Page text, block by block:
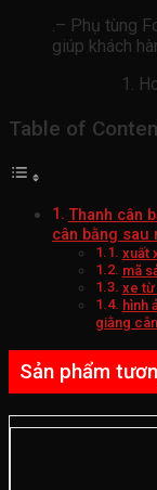
.– Phụ tùng
giúp khách
Table of
Thanh cân
cân bằng sau
xuất
mã
xe từ
hình
giằng
Sản phẩm